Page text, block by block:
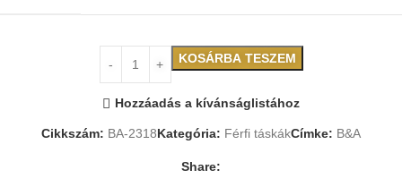
KOSÁRBA TESZEM
Hozzáadás a kívánságlistához
Cikkszám: BA-2318Kategória: Férfi táskákCímke: B&A
Share: